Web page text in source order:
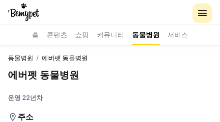
홈 콘텐츠 쇼핑 커뮤니티 동물병원 서비스
동물병원 / 에버펫 동물병원
에버펫 동물병원
운영 22년차
주소